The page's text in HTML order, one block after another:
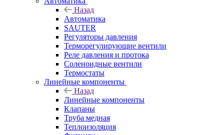
Назад
Автоматика
SAUTER
Регуляторы давления
Терморегулирующие вентили
Реле давления и протока
Соленоидные вентили
Термостаты
Линейные компоненты
Назад
Линейные компоненты
Клапаны
Труба медная
Теплоизоляция